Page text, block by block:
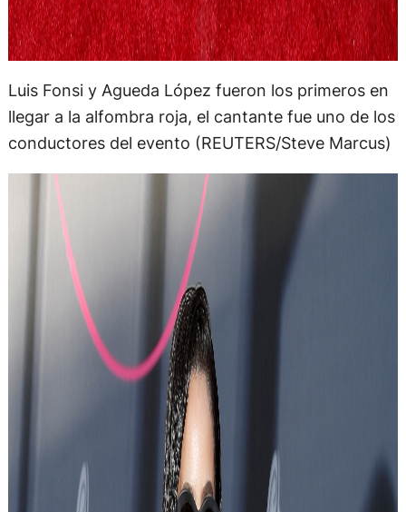
Luis Fonsi y Agueda López fueron los primeros en
llegar a la alfombra roja, el cantante fue uno de los
conductores del evento (REUTERS/Steve Marcus)